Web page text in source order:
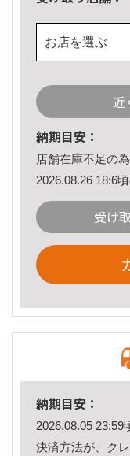
お店を選ぶ
近
納期目安：
店舗在庫不足の
2026.08.26 18:6
受け
納期目安：
2026.08.05 23:59
決済方法が、ク